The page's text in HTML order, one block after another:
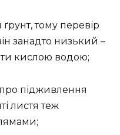
тому перевір
занадто низький –
кислою водою;
про підживлення
листя теж